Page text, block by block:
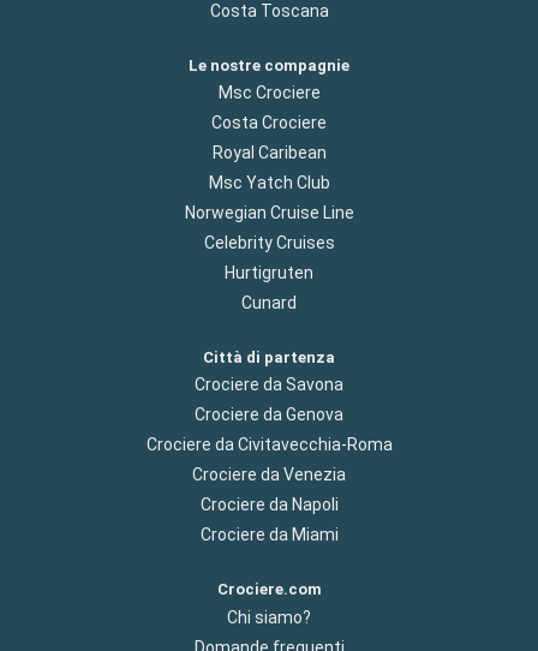
Costa Toscana
Le nostre compagnie
Msc Crociere
Costa Crociere
Royal Caribean
Msc Yatch Club
Norwegian Cruise Line
Celebrity Cruises
Hurtigruten
Cunard
Città di partenza
Crociere da Savona
Crociere da Genova
Crociere da Civitavecchia-Roma
Crociere da Venezia
Crociere da Napoli
Crociere da Miami
Crociere.com
Chi siamo?
Domande frequenti